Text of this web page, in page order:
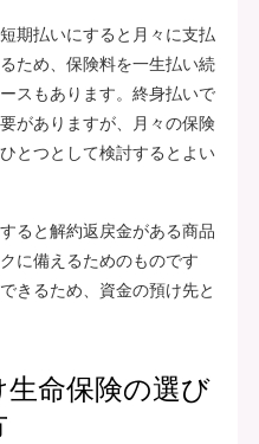
期払いにすると月々に支払
ため、保険料を一生払い続
スもあります。終身払いで
がありますが、月々の保険
とつとして検討するとよい
ると解約返戻金がある商品
に備えるためのものです
きるため、資金の預け先と
命保険の選び